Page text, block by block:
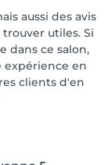
aussi des avis
utiles. Si
dans ce salon,
expérience en
clients d'en